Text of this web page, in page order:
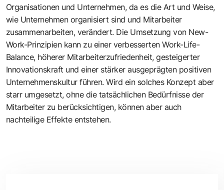
Organisationen und Unternehmen, da es die Art und Weise,
wie Unternehmen organisiert sind und Mitarbeiter
zusammenarbeiten, verändert. Die Umsetzung von New-
Work-Prinzipien kann zu einer verbesserten Work-Life-
Balance, höherer Mitarbeiterzufriedenheit, gesteigerter
Innovationskraft und einer stärker ausgeprägten positiven
Unternehmenskultur führen. Wird ein solches Konzept aber
starr umgesetzt, ohne die tatsächlichen Bedürfnisse der
Mitarbeiter zu berücksichtigen, können aber auch
nachteilige Effekte entstehen.